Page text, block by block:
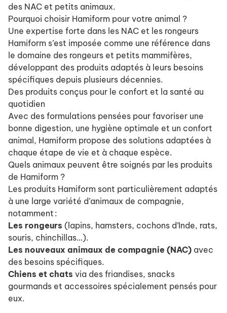
des NAC et petits animaux.
Pourquoi choisir Hamiform pour votre animal ?
Une expertise forte dans les NAC et les rongeurs
Hamiform s’est imposée comme une référence dans
le domaine des rongeurs et petits mammifères,
développant des produits adaptés à leurs besoins
spécifiques depuis plusieurs décennies.
Des produits conçus pour le confort et la santé au
quotidien
Avec des formulations pensées pour favoriser une
bonne digestion, une hygiène optimale et un confort
animal, Hamiform propose des solutions adaptées à
chaque étape de vie et à chaque espèce.
Quels animaux peuvent être soignés par les produits
de Hamiform ?
Les produits Hamiform sont particulièrement adaptés
à une large variété d’animaux de compagnie,
notamment :
Les rongeurs (lapins, hamsters, cochons d’Inde, rats,
souris, chinchillas…).
Les nouveaux animaux de compagnie (NAC) avec
des besoins spécifiques.
Chiens et chats via des friandises, snacks
gourmands et accessoires spécialement pensés pour
eux.